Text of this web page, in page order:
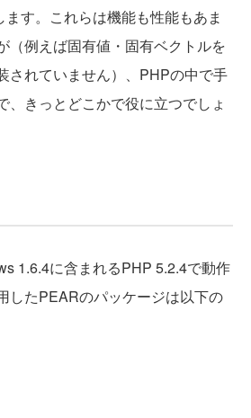
ます。これらは機能も性能もあま
（例えば固有値・固有ベクトルを
されていません）、PHPの中で手
、きっとどこかで役に立つでしょ
1.6.4に含まれるPHP 5.2.4で動作
したPEARのパッケージは以下の